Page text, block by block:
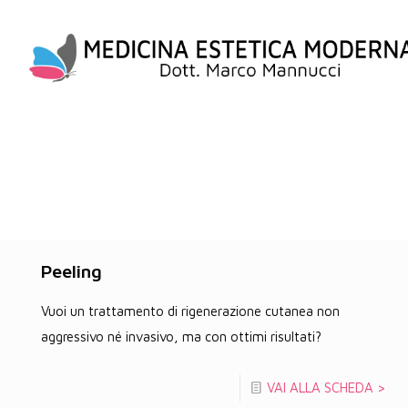
Peeling
Vuoi un trattamento di rigenerazione cutanea non
aggressivo né invasivo, ma con ottimi risultati?
VAI ALLA SCHEDA >